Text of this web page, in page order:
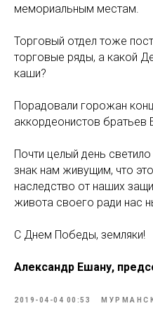
мемориальным местам.
Торговый отдел тоже
торговые ряды, а какой
каши?
Порадовали горожан
аккордеонистов братьев
Почти целый день
знак нам живущим, что
наследство от наших
живота своего ради нас
С Днем Победы, земляки!
Александр Ешану,
2019-04-04 00:53